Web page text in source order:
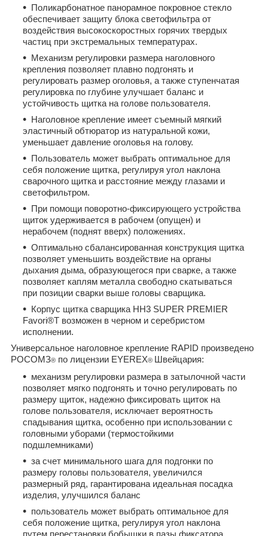
Поликарбонатное панорамное покровное стекло
обеспечивает защиту блока светофильтра от
воздействия высокоскоростных горячих твердых
частиц при экстремальных температурах.
Механизм регулировки размера наголовного
крепления позволяет плавно подгонять и
регулировать размер оголовья, а также ступенчатая
регулировка по глубине улучшает баланс и
устойчивость щитка на голове пользователя.
Наголовное крепление имеет съемный мягкий
эластичный обтюратор из натуральной кожи,
уменьшает давление оголовья на голову.
Пользователь может выбрать оптимальное для
себя положение щитка, регулируя угол наклона
сварочного щитка и расстояние между глазами и
светофильтром.
При помощи поворотно-фиксирующего устройства
щиток удерживается в рабочем (опущен) и
нерабочем (поднят вверх) положениях.
Оптимально сбалансированная конструкция щитка
позволяет уменьшить воздействие на органы
дыхания дыма, образующегося при сварке, а также
позволяет каплям металла свободно скатываться
при позиции сварки выше головы сварщика.
Корпус щитка сварщика НН3 SUPER PREMIER
Favori®T возможен в черном и серебристом
исполнении.
Универсальное наголовное крепление RAPID произведено
РОСОМЗ® по лицензии EYEREX® Швейцария:
механизм регулировки размера в затылочной части
позволяет мягко подгонять и точно регулировать по
размеру щиток, надежно фиксировать щиток на
голове пользователя, исключает вероятность
спадывания щитка, особенно при использовании с
головными уборами (термостойкими
подшлемниками)
за счет минимального шага для подгонки по
размеру головы пользователя, увеличился
размерный ряд, гарантирована идеальная посадка
изделия, улучшился баланс
пользователь может выбрать оптимальное для
себя положение щитка, регулируя угол наклона
путем перестановки бобышки в пазы фиксатора